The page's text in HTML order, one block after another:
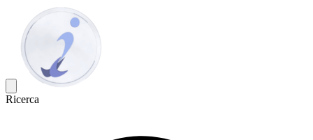
Ricerca